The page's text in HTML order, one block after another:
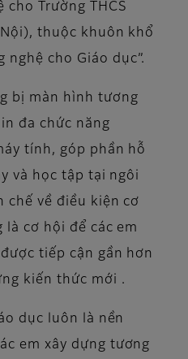
cho Trường THCS
Nội), thuộc khuôn khổ
nghệ cho Giáo dục”.
bị màn hình tương
đa chức năng
tính, góp phần hỗ
và học tập tại ngôi
chế về điều kiện cơ
là cơ hội để các em
tiếp cận gần hơn
kiến thức mới .
dục luôn là nền
em xây dựng tương